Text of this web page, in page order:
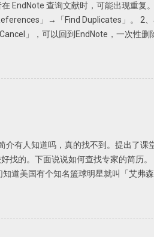
PDF Auto Renaming Options。可以
可选择自动重命名方式。可以根据自
名。 但是此功能仅限于设置了PDF
EndNote 查询文献时，可能出现重复
」→「Find Duplicates」。 2
」，可以回到EndNote，一次性
。因此，在弹出的对话框中选择「
」→「Preferences」→「Duplicates
文时，如果发现有重复，就会自动把重
介有人知道吗，真的找不到。提出了课
找的。下面说说如何查找专家的简历
道美国有个知名篮球明星就叫「艾弗
这还要多。 下面我们来借助搜索，不
我们需要借助伟大的Google同学。 在
中我们可以推测到， 埃弗森真名可能